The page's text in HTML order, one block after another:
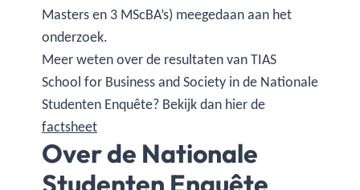
Masters en 3 MScBA’s) meegedaan aan het
onderzoek.
Meer weten over de resultaten van TIAS
School for Business and Society in de Nationale
Studenten Enquête? Bekijk dan hier de
factsheet
Over de Nationale
Studenten Enquête